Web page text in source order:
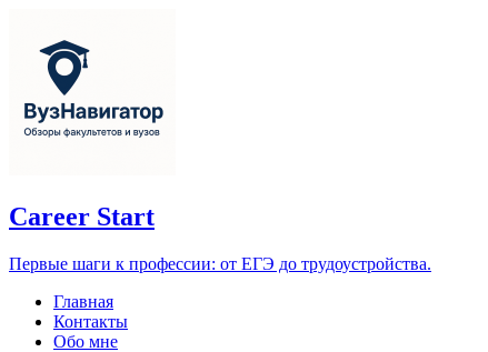
Career Start
Первые шаги к профессии: от ЕГЭ до трудоустройства.
Главная
Контакты
Обо мне